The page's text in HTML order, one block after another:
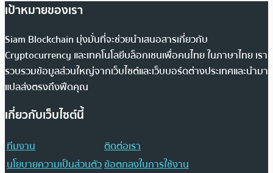
เป้าหมายของเรา
Siam Blockchain มุ่งมั่นที่จะช่วยนำเสนอสารเกี่ยวกับ
Cryptocurrency และเทคโนโลยีบล็อกเชนเพื่อคนไทย ในภาษาไทย เรา
รวบรวมข้อมูลส่วนใหญ่จากเว็บไซต์และเว็บบอร์ดต่างประเทศและนำมา
แปลส่งตรงถึงฟีดคุณ
เกี่ยวกับเว็บไซต์นี้
ทีมงาน
ติดต่อเรา
นโยบายความเป็นส่วนตัวข้อตกลงในการใช้งาน